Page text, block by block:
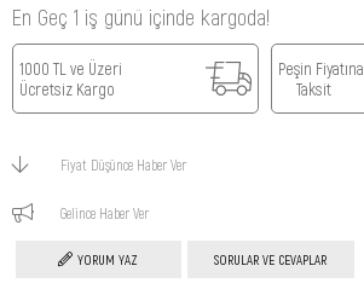
En Geç 1 iş günü içinde kargoda!
1000 TL ve Üzeri
Ücretsiz Kargo
Peşin Fiyatına
Taksit
Fiyat Düşünce Haber Ver
Gelince Haber Ver
YORUM YAZ SORULAR VE CEVAPLAR